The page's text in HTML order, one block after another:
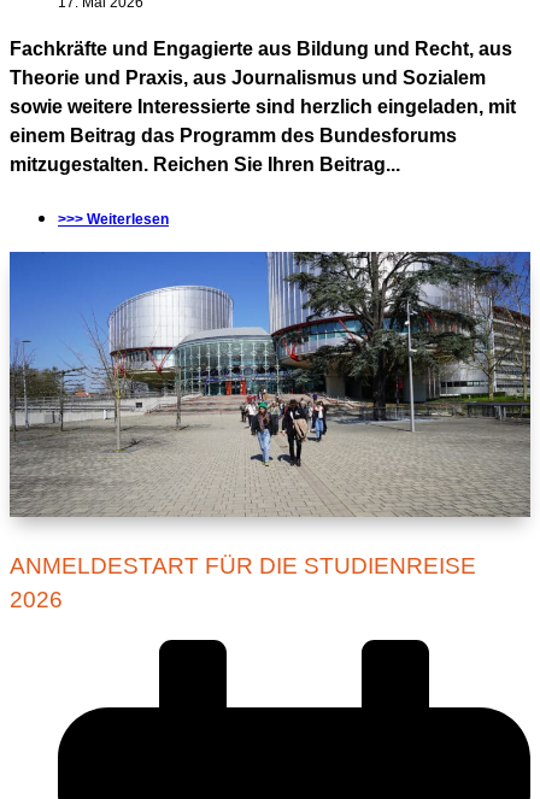
Fachkräfte und Engagierte aus Bildung und Recht, aus
Theorie und Praxis, aus Journalismus und Sozialem
sowie weitere Interessierte sind herzlich eingeladen, mit
einem Beitrag das Programm des Bundesforums
mitzugestalten. Reichen Sie Ihren Beitrag...
>>> Weiterlesen
ANMELDESTART FÜR DIE STUDIENREISE
2026